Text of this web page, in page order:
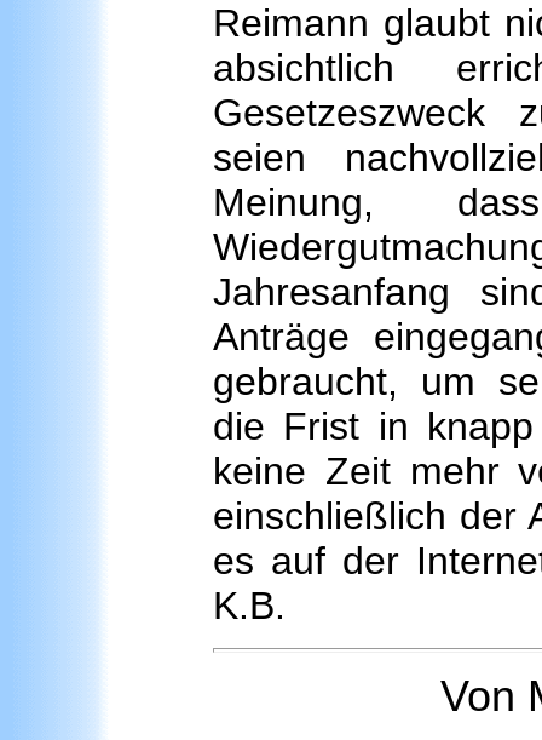
Reimann glaubt
absichtlich
Gesetzeszweck
seien
Meinung,
Jahresanfang
Anträge
gebraucht, um
die Frist in
keine Zeit mehr
einschließlich der
es auf der
K.B.
Von